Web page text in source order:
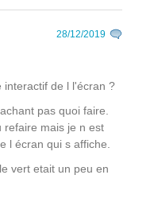
28/12/2019
interactif de l l'écran ?
pas quoi faire.
refaire mais je n est
l écran qui s affiche.
vert etait un peu en